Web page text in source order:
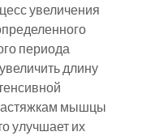
увеличения
периода
длину
мышцы
улучшает их